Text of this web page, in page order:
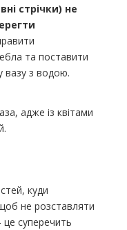
стрічки) не
та поставити
вазу з водою.
адже із квітами
куди
не розставляти
це суперечить